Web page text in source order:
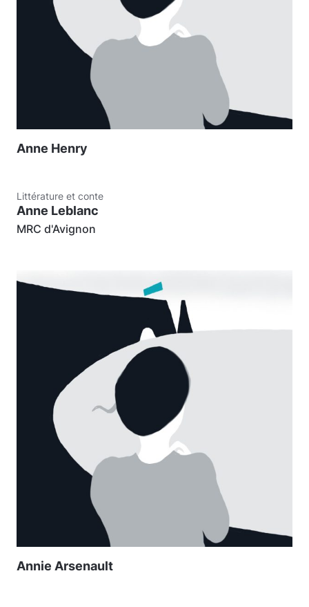
Anne Henry
Littérature et conte
Anne Leblanc
MRC d'Avignon
Annie Arsenault